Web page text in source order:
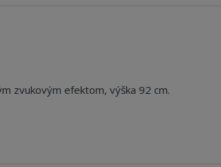
zvukovým efektom, výška 92 cm.